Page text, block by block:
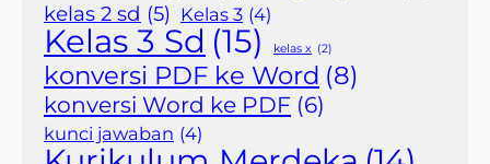
kelas 2 sd (5) Kelas 3 (4)
Kelas 3 Sd (15) kelas x (2)
konversi PDF ke Word (8)
konversi Word ke PDF (6)
kunci jawaban (4)